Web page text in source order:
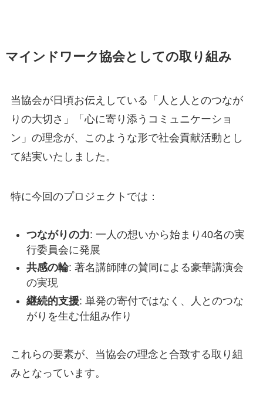
マインドワーク協会としての取り組み
当協会が日頃お伝えしている「人と人とのつなが
りの大切さ」「心に寄り添うコミュニケーショ
ン」の理念が、このような形で社会貢献活動とし
て結実いたしました。
特に今回のプロジェクトでは：
つながりの力: 一人の想いから始まり40名の実
行委員会に発展
共感の輪: 著名講師陣の賛同による豪華講演会
の実現
継続的支援: 単発の寄付ではなく、人とのつな
がりを生む仕組み作り
これらの要素が、当協会の理念と合致する取り組
みとなっています。